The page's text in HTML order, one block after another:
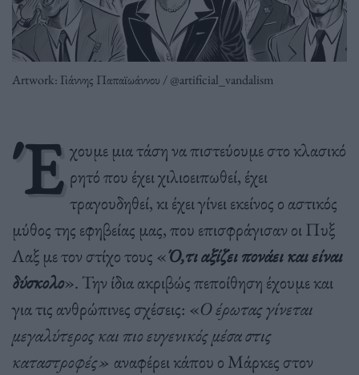
Artwork: Γιάννης Παπαϊωάννου / @artificial_vandalism
Έ χουμε μια τάση να πιστεύουμε στο κλασικό
ρητό που έχει χιλιοειπωθεί, έχει
τραγουδηθεί, κι έχει γίνει εκείνος ο αστικός
μύθος της εφηβείας μας, που επισφράγισαν οι Πυξ
Λαξ με τον στίχο τους «Ό,τι αξίζει πονάει και είναι
δύσκολο». Την ίδια ακριβώς πεποίθηση έχουμε και
για τις ανθρώπινες σχέσεις: «Ο έρωτας γίνεται
μεγαλύτερος και πιο ευγενικός μέσα στις
καταστροφές» αναφέρει κάπου ο Μάρκες στον